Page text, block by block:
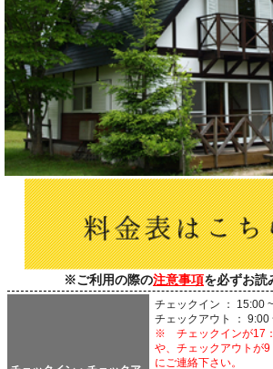
※ご利用の際の注意事項を必ずお読
チェックイン ： 15:00
チェックアウト ： 9:00
※ チェックインが17
や、チェックアウトが
にご連絡下さい。